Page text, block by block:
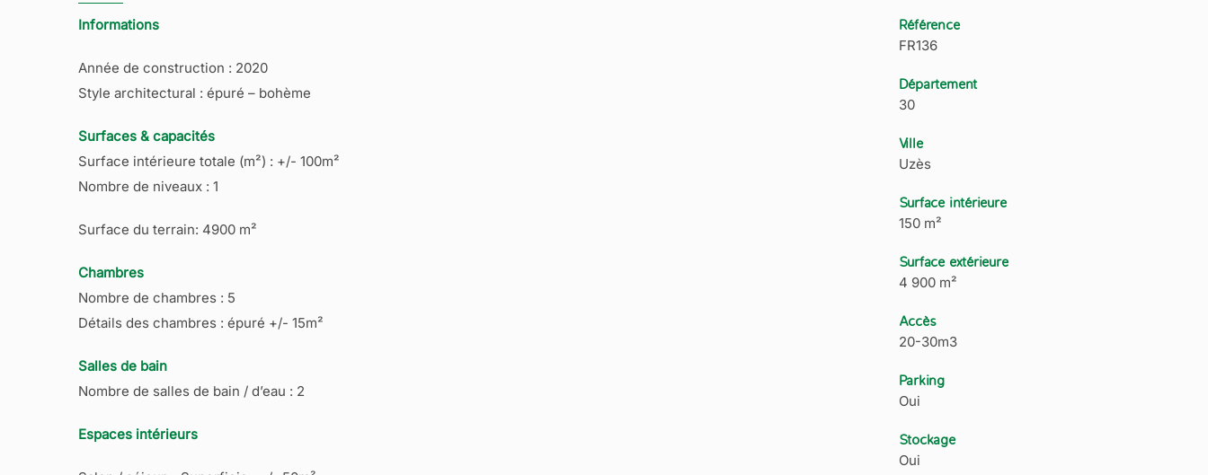
Informations
Année de construction : 2020
Style architectural : épuré – bohème
Surfaces & capacités
Surface intérieure totale (m²) : +/- 100m²
Nombre de niveaux : 1
Surface du terrain: 4900 m²
Chambres
Nombre de chambres : 5
Détails des chambres : épuré +/- 15m²
Salles de bain
Nombre de salles de bain / d’eau : 2
Espaces intérieurs
Référence
FR136
Département
30
Ville
Uzès
Surface intérieure
150 m²
Surface extérieure
4 900 m²
Accès
20-30m3
Parking
Oui
Stockage
Oui